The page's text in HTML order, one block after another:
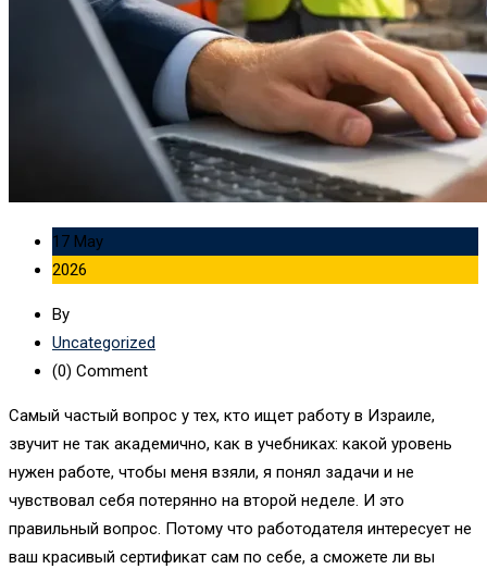
17 May
2026
By
Uncategorized
(0) Comment
Самый частый вопрос у тех, кто ищет работу в Израиле,
звучит не так академично, как в учебниках: какой уровень
нужен работе, чтобы меня взяли, я понял задачи и не
чувствовал себя потерянно на второй неделе. И это
правильный вопрос. Потому что работодателя интересует не
ваш красивый сертификат сам по себе, а сможете ли вы